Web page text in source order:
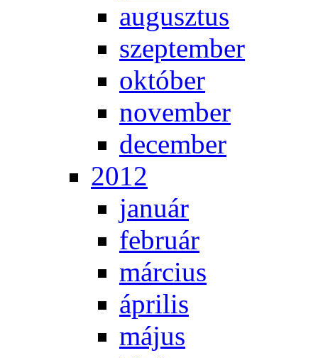
au­gusz­tus
szep­tem­ber
ok­tó­ber
no­vem­ber
de­cem­ber
2012
ja­nu­ár
feb­ru­ár
már­ci­us
áp­ri­lis
má­jus